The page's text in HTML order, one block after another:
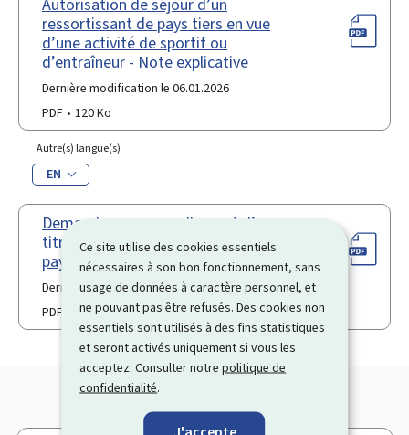
Ce site utilise des cookies essentiels
nécessaires à son bon fonctionnement, sans
usage de données à caractère personnel, et
ne pouvant pas être refusés. Des cookies non
essentiels sont utilisés à des fins statistiques
et seront activés uniquement si vous les
acceptez. Consulter notrepolitique de
confidentialité.
Autorisation de séjour d’un
ressortissant de pays tiers en vue
d’une activité de sportif ou
d’entraîneur - Note explicative
Dernière modification le 06.01.2026
PDF
120 Ko
Autre(s) langue(s)
EN
Demande en renouvellement d’un
titre de séjour pour ressortissant de
pays tiers en qualité de "sportif"
Dernière modification le 06.01.2026
PDF
114 Ko